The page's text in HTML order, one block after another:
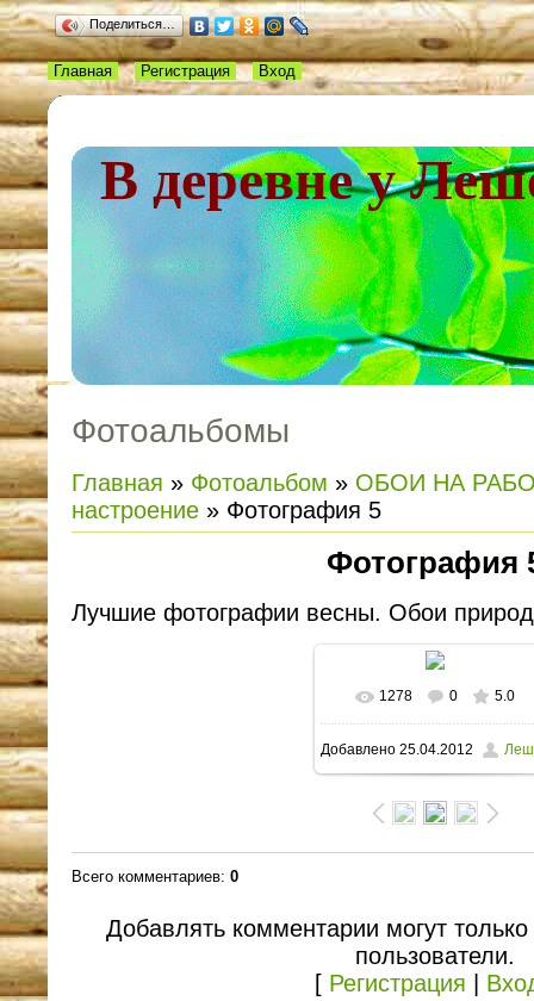
Поделиться…
В деревне у
Главная Регистрация Вход
Фотоальбомы
Главная » Фотоальбом » ОБОИ НА
настроение » Фотография 5
Фотография
Лучшие фотографии весны. Обои
В реальном размере
1600x1200/ 159.1Kb
1278 0 5.0
Добавлено25.04.2012
Всего комментариев: 0
Добавлять комментарии могут
пользователи.
[ Регистрация